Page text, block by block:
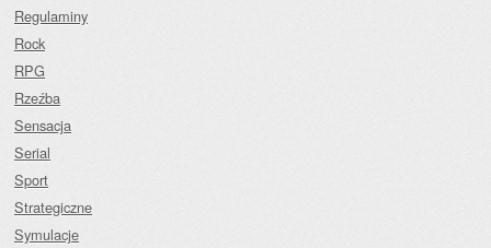
Regulaminy
Rock
RPG
Rzeźba
Sensacja
Serial
Sport
Strategiczne
Symulacje